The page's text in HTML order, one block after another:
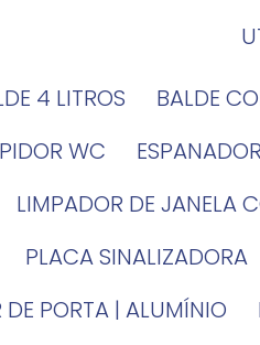
4 LITROS BALDE
WC
LIMPADOR DE JANELA
PLACA SINALIZADORA
DE PORTA | ALUMÍNIO